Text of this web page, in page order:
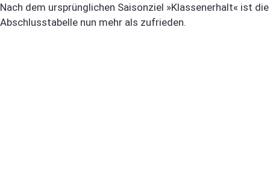
Nach dem ursprünglichen Saisonziel »Klassenerhalt« ist
Abschlusstabelle nun mehr als zufrieden.